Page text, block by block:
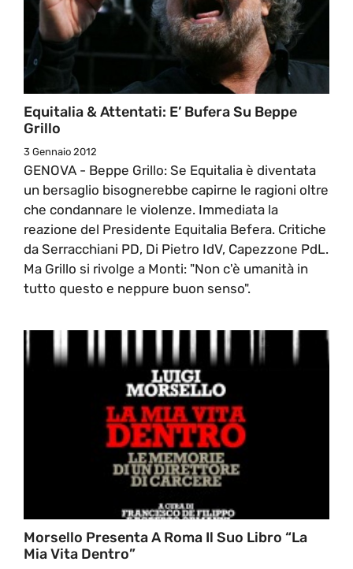
Equitalia & Attentati: E’ Bufera Su Beppe
Grillo
3 Gennaio 2012
GENOVA - Beppe Grillo: Se Equitalia è diventata
un bersaglio bisognerebbe capirne le ragioni oltre
che condannare le violenze. Immediata la
reazione del Presidente Equitalia Befera. Critiche
da Serracchiani PD, Di Pietro IdV, Capezzone PdL.
Ma Grillo si rivolge a Monti: "Non c'è umanità in
tutto questo e neppure buon senso".
Morsello Presenta A Roma Il Suo Libro “La
Mia Vita Dentro”